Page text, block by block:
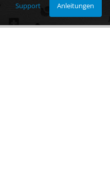
Support Anleitungen